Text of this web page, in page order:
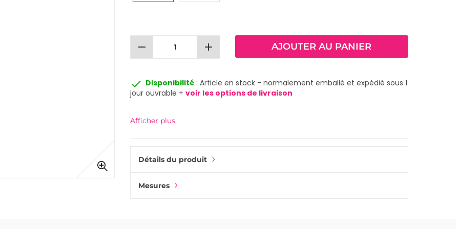
remove add AJOUTER AU PANIER
done Disponibilité : Article en stock - normalement emballé et expédié sous 1
jour ouvrable + voir les options de livraison
Afficher plus
Détails du produit
Mesures